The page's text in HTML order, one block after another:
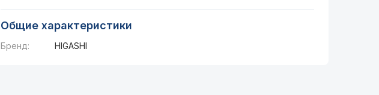
Общие характеристики
Бренд: HIGASHI